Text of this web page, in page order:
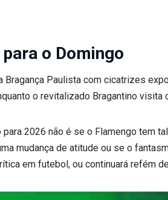
o Domingo
Bragança Paulista com cicatrizes
o revitalizado Bragantino visita
2026 não é se o Flamengo tem
mudança de atitude ou se o
em futebol, ou continuará refém